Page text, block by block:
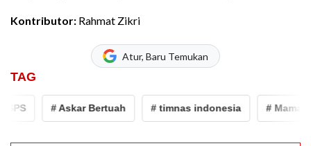
Kontributor: Rahmat Zikri
Atur, Baru Temukan
TAG
# Askar Bertuah # timnas indonesia # Maman